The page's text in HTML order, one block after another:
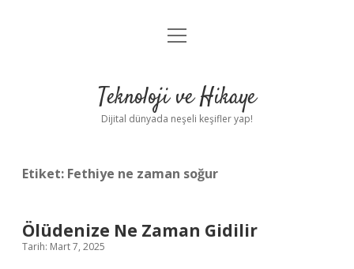
Anasayfa
Yasal Uyarı
menüyü
Teknoloji ve Hikaye
Dijital dünyada neşeli keşifler yap!
Etiket: Fethiye ne zaman soğur
Ölüdenize Ne Zaman Gidilir
Tarih: Mart 7, 2025